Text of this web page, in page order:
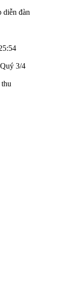
diễn đàn
3/4